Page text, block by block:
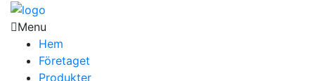
Menu
Hem
Företaget
Produkter